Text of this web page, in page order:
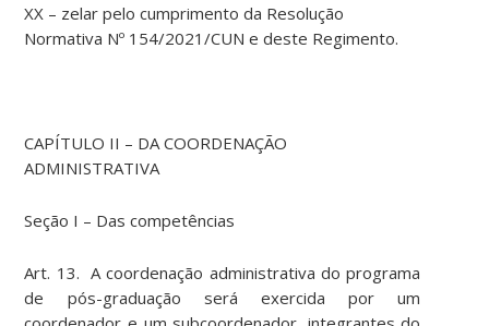
XX – zelar pelo cumprimento da Resolução
Normativa Nº 154/2021/CUN e deste Regimento.
CAPÍTULO II – DA COORDENAÇÃO
ADMINISTRATIVA
Seção I – Das competências
Art. 13. A coordenação administrativa do programa
de pós-graduação será exercida por um